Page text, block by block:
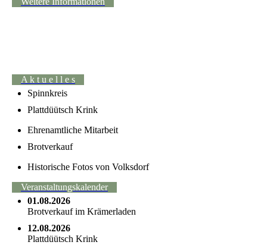
A k t u e l l e s
Spinnkreis
Plattdüütsch Krink
Ehrenamtliche Mitarbeit
Brotverkauf
Historische Fotos von Volksdorf
Veranstaltungskalender
01.08.2026
Brotverkauf im Krämerladen
12.08.2026
Plattdüütsch Krink